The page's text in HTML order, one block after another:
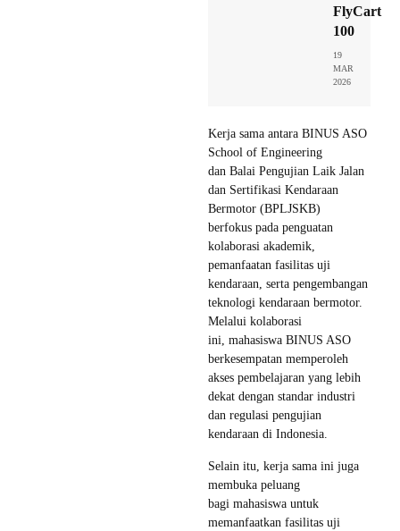
FlyCart
100
19
MAR
2026
Kerja sama antara BINUS ASO
School of Engineering
dan Balai Pengujian Laik Jalan
dan Sertifikasi Kendaraan
Bermotor (BPLJSKB)
berfokus pada penguatan
kolaborasi akademik,
pemanfaatan fasilitas uji
kendaraan, serta pengembangan
teknologi kendaraan bermotor.
Melalui kolaborasi
ini, mahasiswa BINUS ASO
berkesempatan memperoleh
akses pembelajaran yang lebih
dekat dengan standar industri
dan regulasi pengujian
kendaraan di Indonesia.
Selain itu, kerja sama ini juga
membuka peluang
bagi mahasiswa untuk
memanfaatkan fasilitas uji